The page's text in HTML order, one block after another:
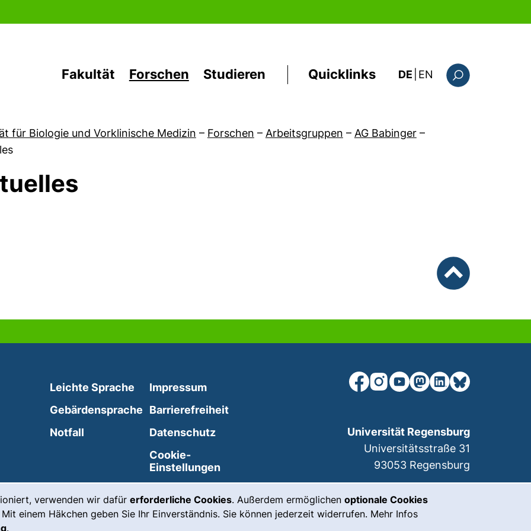
verwenden wir dafür erforderliche Cookies. Außerdem ermöglichen optionale Cookies
einem Häkchen geben Sie Ihr Einverständnis. Sie können jederzeit widerrufen. Mehr Infos
.
Fakultät Forschen Studieren Quicklinks DE EN : this page in
für Biologie und Vorklinische Medizin – Forschen – Arbeitsgruppen – AG Babinger –
Aktuelles
Link, öffnet neues Fenster)
Leichte Sprache
Gebärdensprache
Notfall (externer Link, öffnet neues Fenster)
Impressum
Barrierefreiheit
Datenschutz
Cookie-
Einstellungen
unsere Facebook-Seite (externer
unsere Instagram-Seite
unsere YouTube-Seite
unsere Mastodon-
unsere LinkedIn-
unsere
Universität Regensburg
Universitätsstraße 31
93053 Regensburg